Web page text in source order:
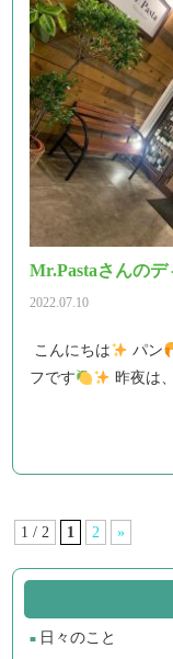
Mr.Pastaさんのデ
2022.07.10
こんにちは パン
フです
昨夜は
1 / 2 1 2 »
日々のこと